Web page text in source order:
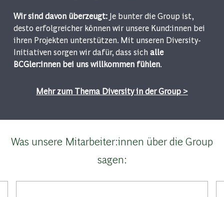
Wir sind davon überzeugt:Je bunter die Group ist,
desto erfolgreicher können wir unsere Kund:innen bei
ihren Projekten unterstützen. Mit unseren Diversity-
Initiativen sorgen wir dafür, dass sich alle
BCGler:innen bei uns willkommen fühlen.
Mehr zum Thema Diversity in der Group >
Was unsere Mitarbeiter:innen über die Group
sagen: